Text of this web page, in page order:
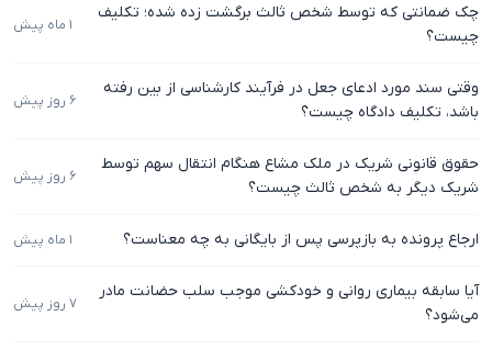
چک ضمانتی که توسط شخص ثالث برگشت زده شده؛ تکلیف
چیست؟
۱ ماه پیش
وقتی سند مورد ادعای جعل در فرآیند کارشناسی از بین رفته
باشد، تکلیف دادگاه چیست؟
۶ روز پیش
حقوق قانونی شریک در ملک مشاع هنگام انتقال سهم توسط
شریک دیگر به شخص ثالث چیست؟
۶ روز پیش
ارجاع پرونده به بازپرسی پس از بایگانی به چه معناست؟ ۱ ماه پیش
آیا سابقه بیماری روانی و خودکشی موجب سلب حضانت مادر
می‌شود؟
۷ روز پیش